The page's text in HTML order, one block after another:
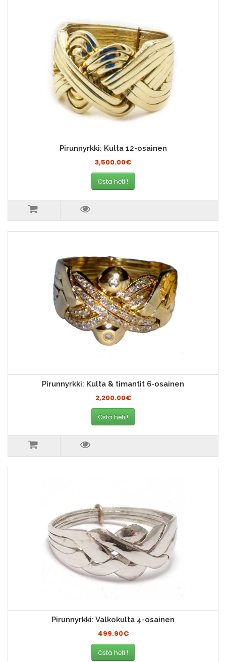
Pirunnyrkki: Kulta 12-osainen
3,500.00€
Osta heti !
Pirunnyrkki: Kulta & timantit 6-osainen
2,200.00€
Osta heti !
Pirunnyrkki: Valkokulta 4-osainen
499.90€
Osta heti !